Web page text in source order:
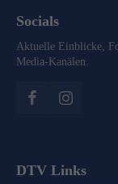
Socials
Aktuelle Einblicke,
Media-Kanälen.
DTV Links